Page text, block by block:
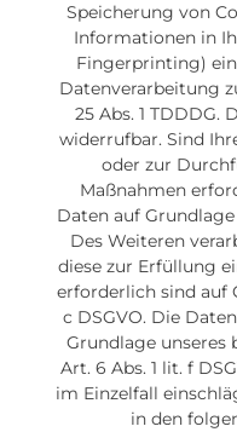
Speicherung von
Informationen in
Fingerprinting)
Datenverarbeitung
25 Abs. 1
widerrufbar. Sind
oder zur
Maßnahmen
Daten auf Grundlage
Des Weiteren
diese zur Erfüllung
erforderlich sind auf
c DSGVO. Die
Grundlage unseres
Art. 6 Abs. 1 lit. f
im Einzelfall
in den